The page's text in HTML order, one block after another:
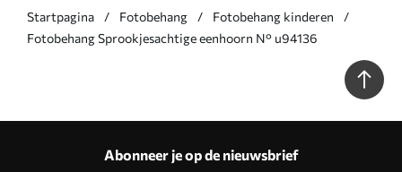
Startpagina Fotobehang
Fotobehang kinderen
Fotobehang Sprookjesachtige eenhoorn N° u94136
Abonneer je op de nieuwsbrief